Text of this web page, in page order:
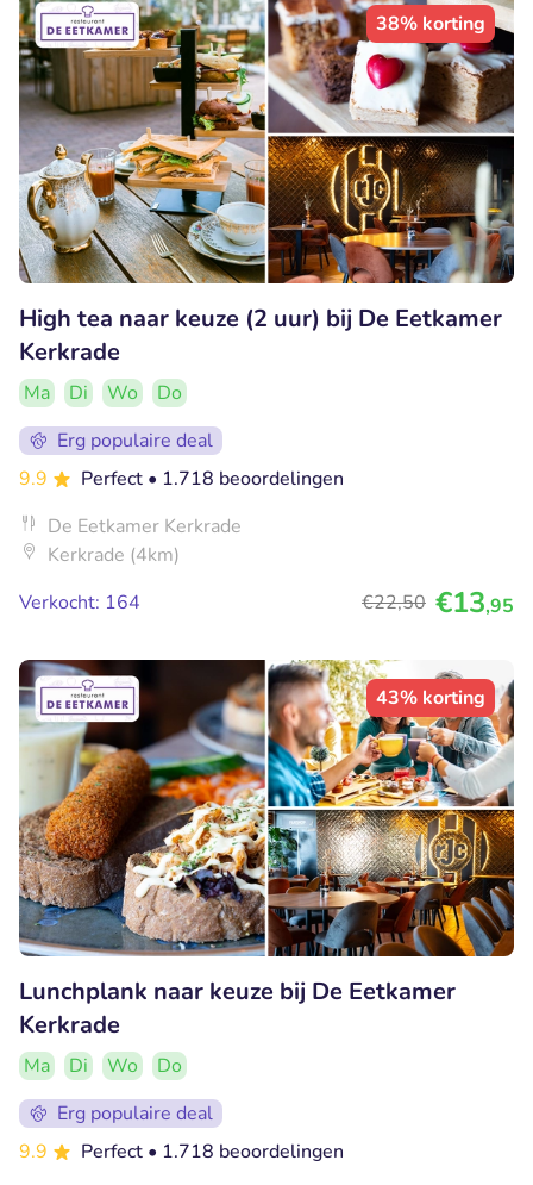
38% korting
High tea naar keuze (2 uur) bij De Eetkamer
Kerkrade
Ma Di Wo
Do
Erg populaire deal
9.9
Perfect • 1.718 beoordelingen
De Eetkamer Kerkrade
Kerkrade (4km)
Verkocht: 164
€22,50 €13,95
43% korting
Lunchplank naar keuze bij De Eetkamer
Kerkrade
Ma Di Wo
Do
Erg populaire deal
9.9
Perfect • 1.718 beoordelingen